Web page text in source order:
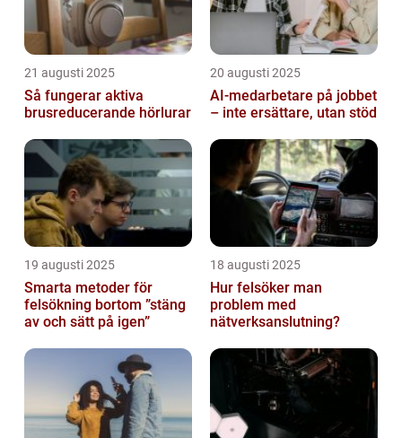
21 augusti 2025
Så fungerar aktiva
brusreducerande hörlurar
20 augusti 2025
AI‑medarbetare på jobbet
– inte ersättare, utan stöd
19 augusti 2025
Smarta metoder för
felsökning bortom ”stäng
av och sätt på igen”
18 augusti 2025
Hur felsöker man
problem med
nätverksanslutning?